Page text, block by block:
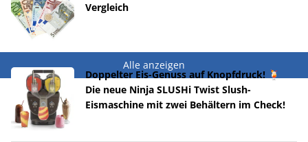
Vergleich
Alle anzeigen
Doppelter Eis-Genuss auf Knopfdruck! 🍹
Die neue Ninja SLUSHi Twist Slush-
Eismaschine mit zwei Behältern im Check!